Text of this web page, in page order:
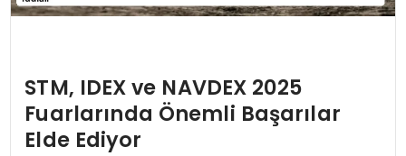
STM, IDEX ve NAVDEX 2025
Fuarlarında Önemli Başarılar
Elde Ediyor